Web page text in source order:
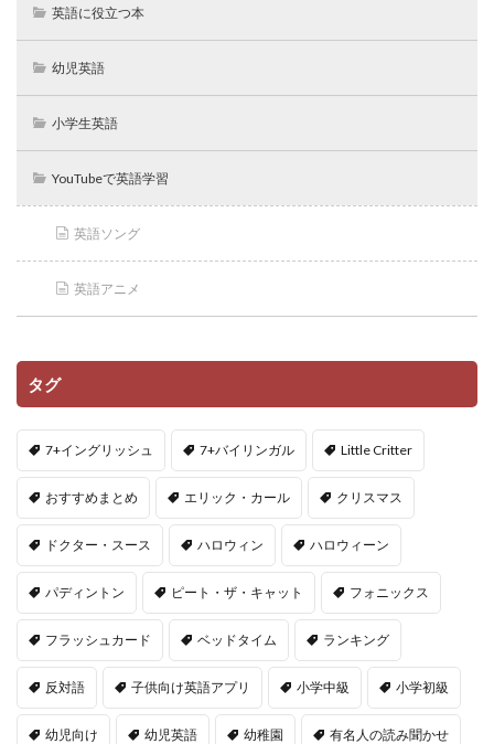
英語に役立つ本
幼児英語
小学生英語
YouTubeで英語学習
英語ソング
英語アニメ
タグ
7+イングリッシュ 7+バイリンガル Little Critter
おすすめまとめ エリック・カール クリスマス
ドクター・スース ハロウィン ハロウィーン
パディントン ピート・ザ・キャット フォニックス
フラッシュカード ベッドタイム ランキング
反対語 子供向け英語アプリ 小学中級 小学初級
幼児向け 幼児英語 幼稚園 有名人の読み聞かせ